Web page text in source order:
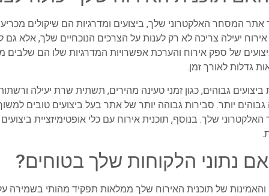
המסחר האלקטרוני שלך, ביצועים ומדרגיות הם שיקולים
יעילה צריכה לא רק לענות על הצרכים הנוכחיים שלך, אלא
של ספק אירוח והערכת אפשרויות המדרגיות שלו הם שלבים
גדלות לאורך זמן.
יותר. סבירות גבוהה יותר של אתר בעל ביצועים טובים
שלך. בנוסף, תוכנית אירוח עם כלי אופטימיזציית
נתוני הלקוחות שלך בטוחים?
של תוכנית האירוח שלך ממלאות תפקיד מהותי בשמירה על